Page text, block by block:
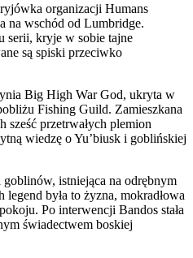
organizacji Humans
na wschód od Lumbridge.
serii, kryje w sobie tajne
są spiski przeciwko
Big High War God, ukryta w
Fishing Guild. Zamieszkana
sześć przetrwałych plemion
wiedzę o Yu’biusk i goblińskiej
goblinów, istniejąca na odrębnym
była to żyzna, mokradłowa
Po interwencji Bandos stała
świadectwem boskiej